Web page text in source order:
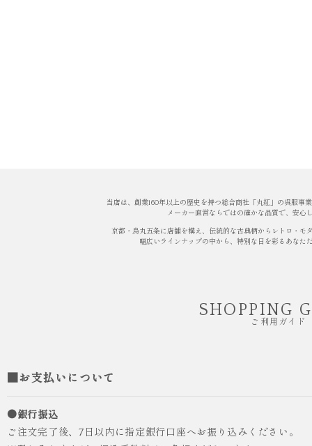
当店は、創業160年以上の歴史を持つ総合商社「丸紅」の呉服事
メーカー直営ならではの確かな品質で、安心
京都・烏丸五条に店舗を構え、伝統的な古典柄からレトロ・モ
幅広いラインナップの中から、特別な日を彩るあなた
SHOPPING
ご利用ガイド
■お支払いについて
●銀行振込
ご注文完了後、7日以内に指定銀行口座へお振り込みください。